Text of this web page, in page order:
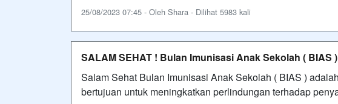
25/08/2023 07:45 - Oleh Shara - Dilihat 5983 kali
SALAM SEHAT ! Bulan Imunisasi Anak Sekolah ( BIAS )
Salam Sehat Bulan Imunisasi Anak Sekolah ( BIAS )
bertujuan untuk meningkatkan perlindungan terhadap